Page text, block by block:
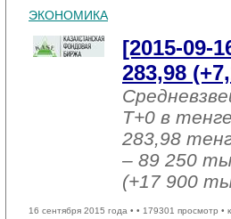
ЭКОНОМИКА
[2015-09-
283,98
T+0 в
283,98
– 89 250
(+17 900
16 сентября 2015 года • • 179301 просмотр •